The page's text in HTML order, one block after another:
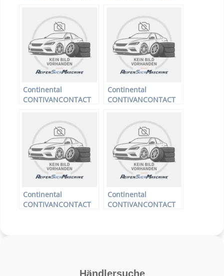
185/75 R16 104R –
Sommerreifen
235/65 R16 115R –
Sommerreifen
Continental
CONTIVANCONTACT
205/75 R16 110R –
Sommerreifen
Continental
CONTIVANCONTACT
195/75 R16 107R –
Sommerreifen
Continental
CONTIVANCONTACT
Continental
CONTIVANCONTACT
Händlersuche